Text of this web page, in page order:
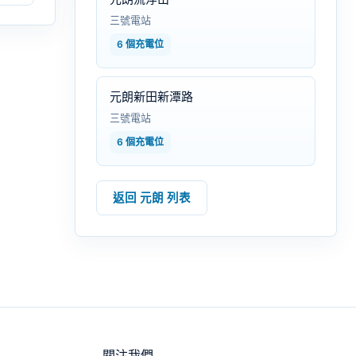
三號電站
6 個充電位
元朗新田新潭路
三號電站
6 個充電位
返回 元朗 列表